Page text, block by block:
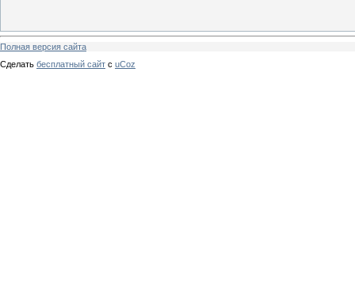
Полная версия сайта
Сделать бесплатный сайт с uCoz